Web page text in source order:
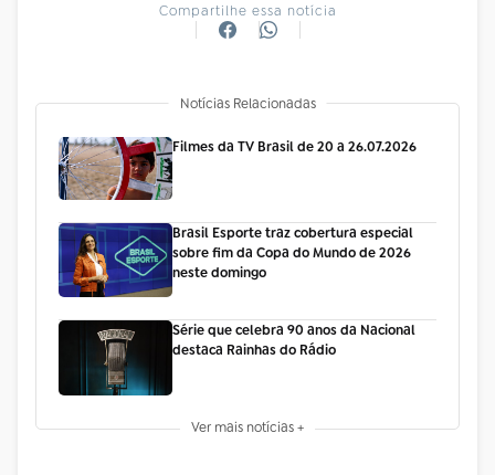
Compartilhe essa notícia
Notícias Relacionadas
Filmes da TV Brasil de 20 a 26.07.2026
Brasil Esporte traz cobertura especial
sobre fim da Copa do Mundo de 2026
neste domingo
Série que celebra 90 anos da Nacional
destaca Rainhas do Rádio
Ver mais notícias +